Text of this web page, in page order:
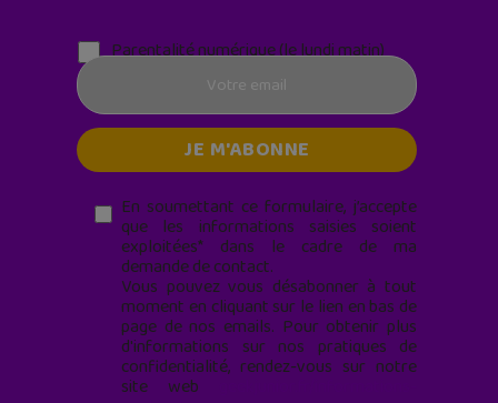
Parentalité numérique (le lundi matin)
En soumettant ce formulaire, j’accepte
que les informations saisies soient
exploitées* dans le cadre de ma
demande de contact.
Vous pouvez vous désabonner à tout
moment en cliquant sur le lien en bas de
page de nos emails. Pour obtenir plus
d'informations sur nos pratiques de
confidentialité, rendez-vous sur notre
site web